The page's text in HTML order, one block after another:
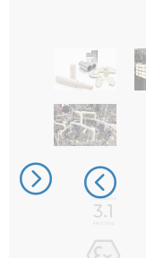
El sistema
estábasado
fabricación
un material
propiedades
rendimiento
largo de la